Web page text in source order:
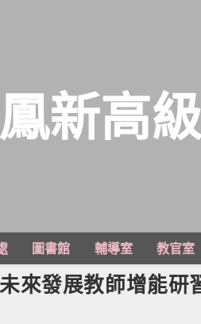
新高
圖書館 輔導室 教官室
來發展教師增能研